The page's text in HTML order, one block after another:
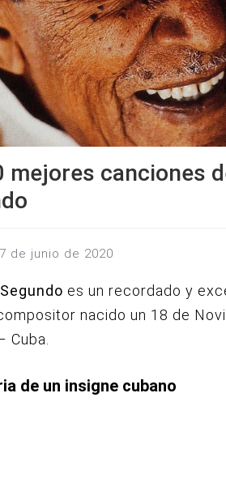
mejores canciones
7 de junio de 2020
es un recordado y
nacido un 18 de
Cuba.
de un insigne cubano